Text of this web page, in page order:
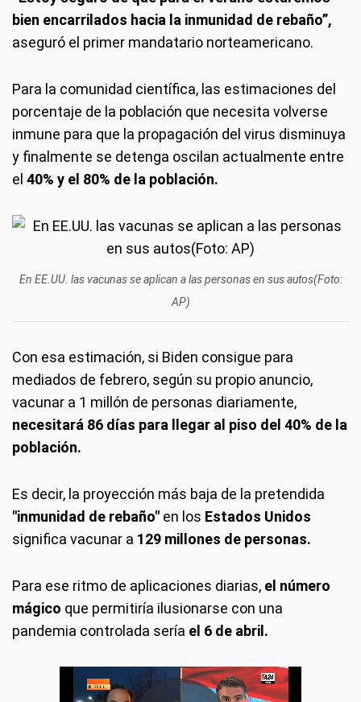
bien encarrilados hacia la inmunidad de rebaño”,
aseguró el primer mandatario norteamericano.
Para la comunidad científica, las estimaciones del
porcentaje de la población que necesita volverse
inmune para que la propagación del virus disminuya
y finalmente se detenga oscilan actualmente entre
el 40% y el 80% de la población.
En EE.UU. las vacunas se aplican a las personas en sus autos(Foto:
AP)
Con esa estimación, si Biden consigue para
mediados de febrero, según su propio anuncio,
vacunar a 1 millón de personas diariamente,
necesitará 86 días para llegar al piso del 40% de la
población.
Es decir, la proyección más baja de la pretendida
"inmunidad de rebaño" en los Estados Unidos
significa vacunar a 129 millones de personas.
Para ese ritmo de aplicaciones diarias, el número
mágico que permitiría ilusionarse con una
pandemia controlada sería el 6 de abril.